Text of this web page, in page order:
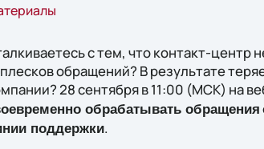
с тем, что контакт-центр
обращений? В результате
28 сентября в 11:00 (МСК) на
обрабатывать обращения
поддержки.